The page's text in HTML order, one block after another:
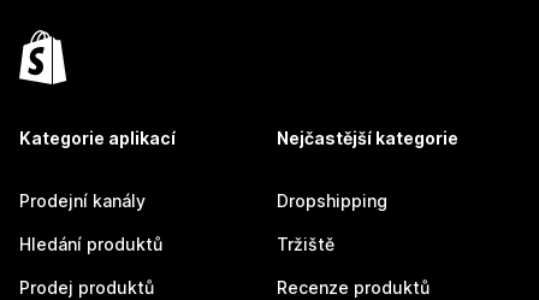
Kategorie aplikací
Prodejní kanály
Hledání produktů
Prodej produktů
Nejčastější kategorie
Dropshipping
Tržiště
Recenze produktů